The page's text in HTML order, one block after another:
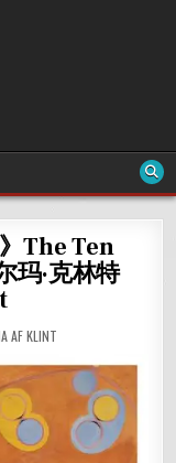
The Ten
玛·克林特
AF KLINT